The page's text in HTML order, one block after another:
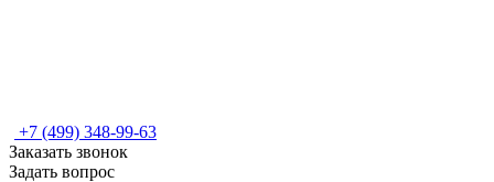
+7 (499) 348-99-63
Заказать звонок
Задать вопрос